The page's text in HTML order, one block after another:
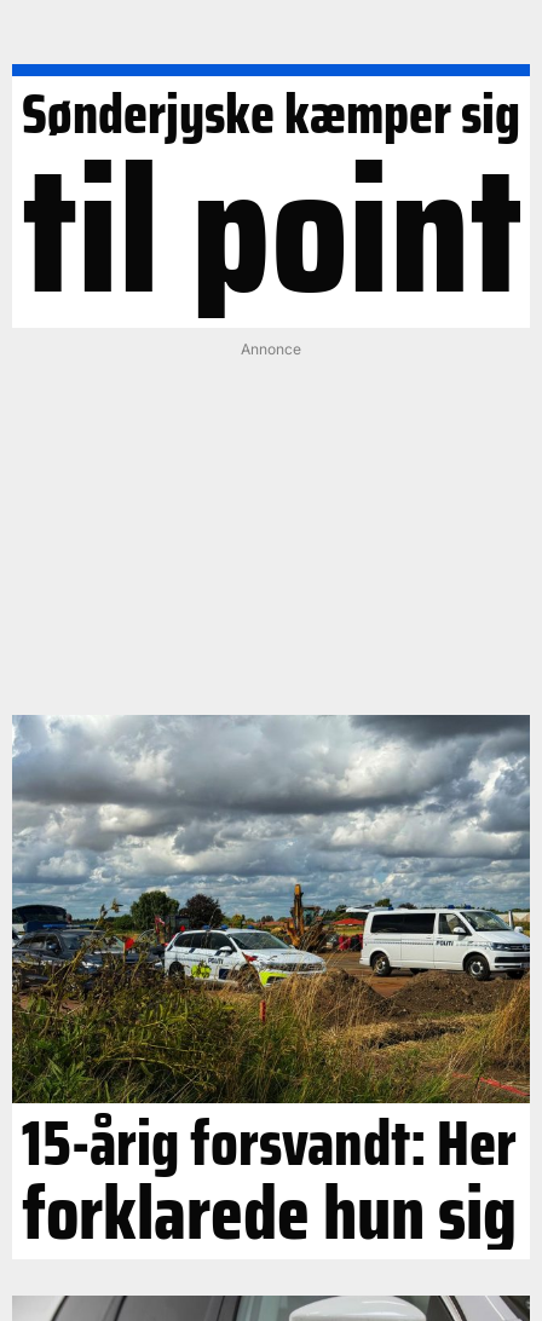
Sønderjyske kæmper sig
til point
Annonce
15-årig forsvandt: Her
forklarede hun sig